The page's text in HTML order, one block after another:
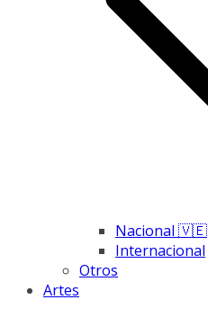
Nacional 🇻🇪
Internacional
Otros
Artes